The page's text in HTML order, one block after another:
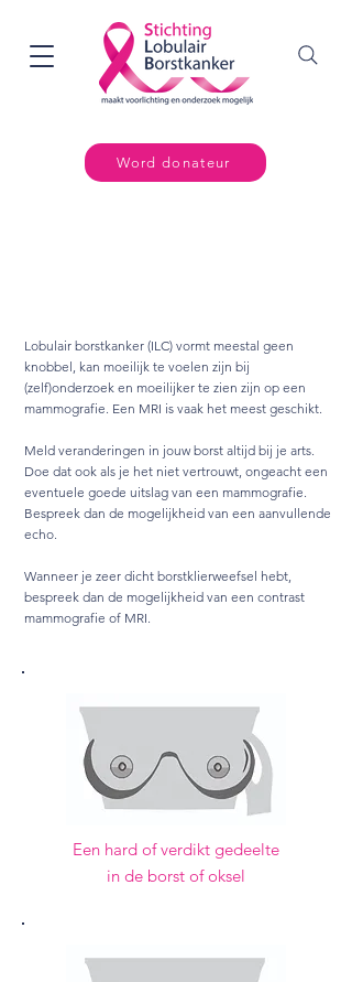
Word donateur
Lobulair borstkanker (ILC) vormt meestal geen
knobbel, kan moeilijk te voelen zijn bij
(zelf)onderzoek en moeilijker te zien zijn op een
mammografie. Een MRI is vaak het meest geschikt.
Meld veranderingen in jouw borst altijd bij je arts.
Doe dat ook als je het niet vertrouwt, ongeacht een
eventuele goede uitslag van een mammografie.
Bespreek dan de mogelijkheid van een aanvullende
echo.
Wanneer je zeer dicht borstklierweefsel hebt,
bespreek dan de mogelijkheid van een contrast
mammografie of MRI.
Een hard of verdikt gedeelte
in de borst of oksel